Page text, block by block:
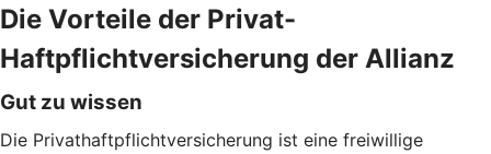
Die Vorteile der Privat-
Haftpflichtversicherung der Allianz
Gut zu wissen
Die Privathaftpflichtversicherung ist eine freiwillige